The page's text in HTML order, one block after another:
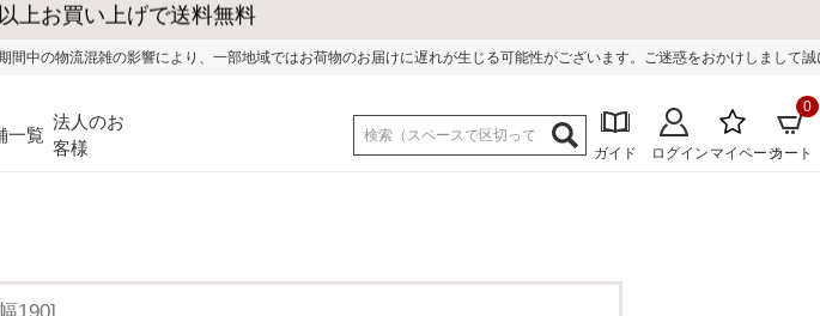
一部地域ではお荷物のお届けに遅れが生じる可能性がございます。ご迷惑をおかけしまして誠に申し訳ございません。
一覧
法人のお
客様
ガイド ログイン マイページカート
0
190]